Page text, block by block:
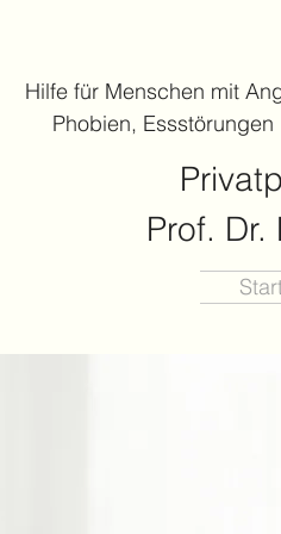
Hilfe für Menschen mit
Phobien,
Prof.